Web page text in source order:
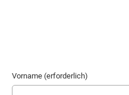
Vorname (erforderlich)